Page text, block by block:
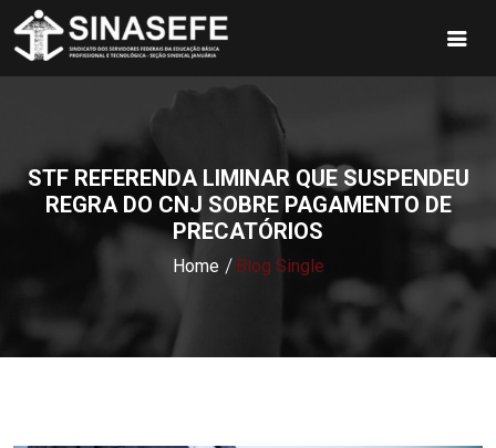
STF REFERENDA LIMINAR QUE SUSPENDEU
REGRA DO CNJ SOBRE PAGAMENTO DE
PRECATÓRIOS
Home Blog Single